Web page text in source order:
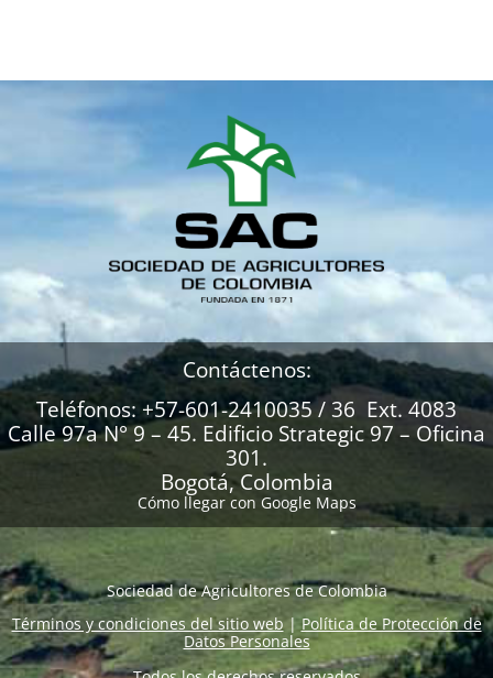
Contáctenos:
Teléfonos: +57-601-2410035 / 36 Ext. 4083
Calle 97a N° 9 – 45. Edificio Strategic 97 – Oficina
301.
Bogotá, Colombia
Cómo llegar con Google Maps
Sociedad de Agricultores de Colombia
Términos y condiciones del sitio web|Política de Protección de
Datos Personales